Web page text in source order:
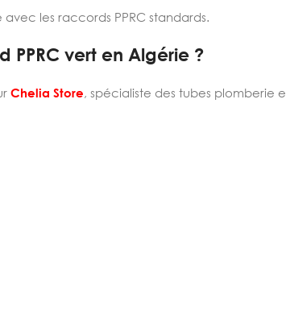
les raccords PPRC standards.
PPRC vert en Algérie ?
Chelia Store, spécialiste des tubes plomberie